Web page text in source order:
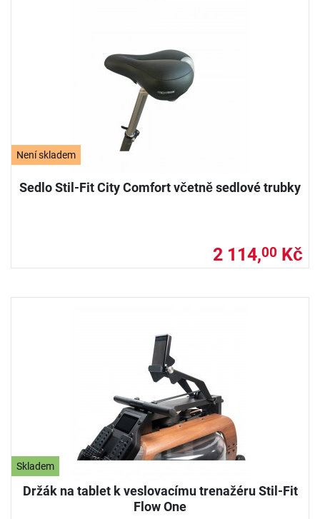
Není skladem
Sedlo Stil-Fit City Comfort včetně sedlové trubky
2 114,00 Kč
Skladem
Držák na tablet k veslovacímu trenažéru Stil-Fit
Flow One